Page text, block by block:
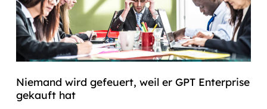
Niemand wird gefeuert, weil er GPT Enterprise
gekauft hat